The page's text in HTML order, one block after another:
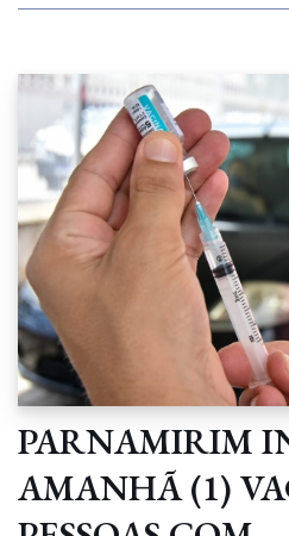
PARNAMIRIM
AMANHÃ (1)